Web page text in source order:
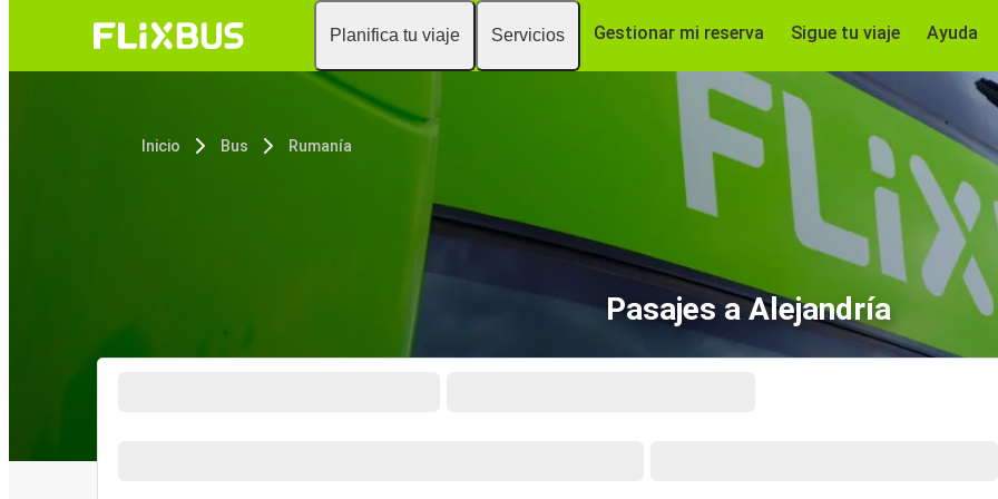
Planifica tu viaje Servicios Gestionar mi reserva Sigue tu viaje Ayuda
Inicio Bus Rumanía
Pasajes a Alejandría